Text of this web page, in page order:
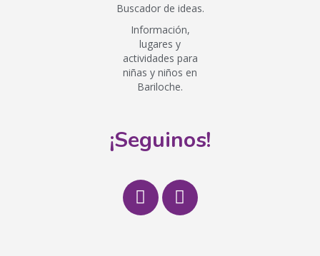
Buscador de ideas.
Información,
lugares y
actividades para
niñas y niños en
Bariloche.
¡Seguinos!